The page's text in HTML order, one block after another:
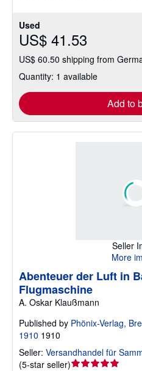
Used
US$ 41.53
US$ 60.50 shipping from
Quantity: 1 available
Add to
Seller
More
Abenteuer der Luft in
Flugmaschine
A. Oskar Klaußmann
Published by Phönix-Verlag,
1910 1910
Seller: Versandhandel für
(5-star seller)Seller